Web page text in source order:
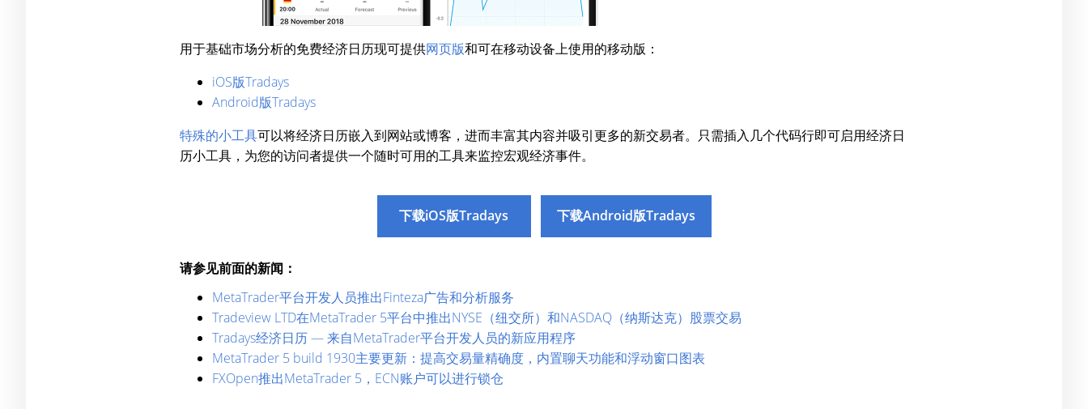
用于基础市场分析的免费经济日历现可提供网页版和可在移动设备上使用的移动版：
iOS版Tradays
Android版Tradays
特殊的小工具可以将经济日历嵌入到网站或博客，进而丰富其内容并吸引更多的新交易者。只需插入几个代码行即可启用经济日
历小工具，为您的访问者提供一个随时可用的工具来监控宏观经济事件。
下载iOS版Tradays 下载Android版Tradays
请参见前面的新闻：
MetaTrader平台开发人员推出Finteza广告和分析服务
Tradeview LTD在MetaTrader 5平台中推出NYSE（纽交所）和NASDAQ（纳斯达克）股票交易
Tradays经济日历 — 来自MetaTrader平台开发人员的新应用程序
MetaTrader 5 build 1930主要更新：提高交易量精确度，内置聊天功能和浮动窗口图表
FXOpen推出MetaTrader 5，ECN账户可以进行锁仓